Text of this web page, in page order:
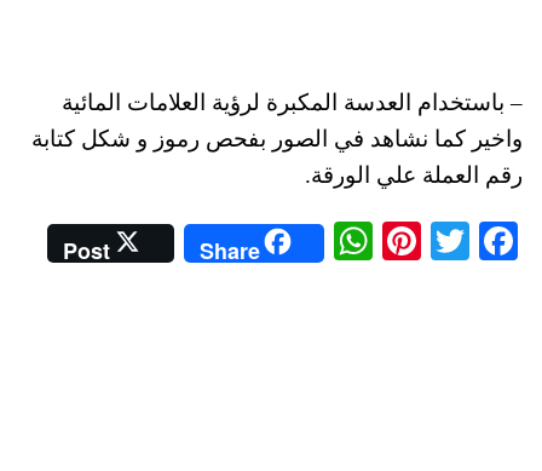
– باستخدام العدسة المكبرة لرؤية العلامات المائية
واخير كما نشاهد في الصور بفحص رموز و شكل كتابة
رقم العملة علي الورقة.
Fa
T
Pi
W
ha
Share
Post